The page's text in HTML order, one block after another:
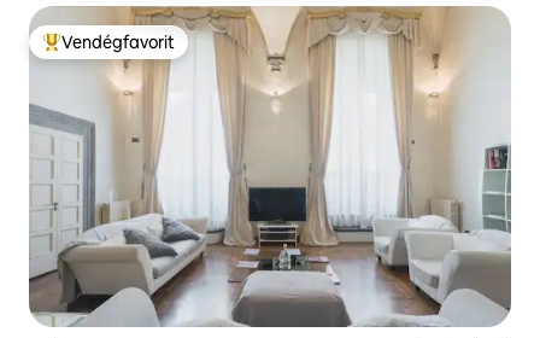
Kiemelt vendégfavorit
Vendégfavorit